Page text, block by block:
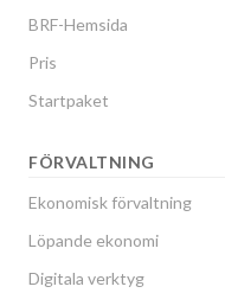
BRF-Hemsida
Pris
Startpaket
FÖRVALTNING
Ekonomisk förvaltning
Löpande ekonomi
Digitala verktyg